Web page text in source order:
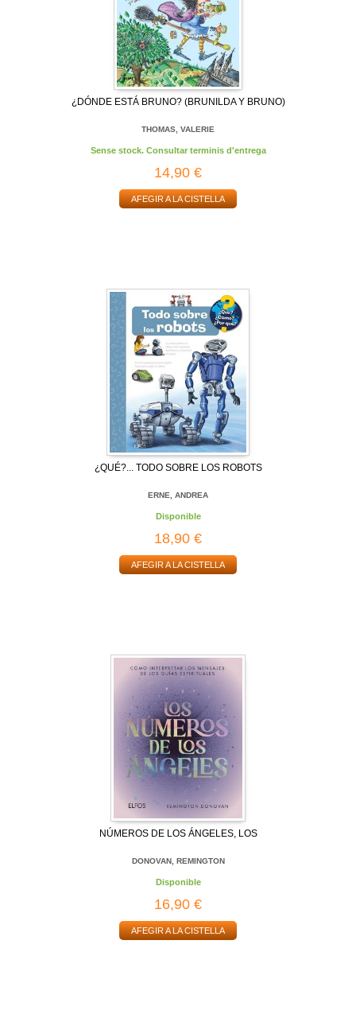
¿DÓNDE ESTÁ BRUNO? (BRUNILDA Y BRUNO)
THOMAS, VALERIE
Sense stock. Consultar terminis d'entrega
14,90 €
AFEGIR A LA CISTELLA
¿QUÉ?... TODO SOBRE LOS ROBOTS
ERNE, ANDREA
Disponible
18,90 €
AFEGIR A LA CISTELLA
NÚMEROS DE LOS ÁNGELES, LOS
DONOVAN, REMINGTON
Disponible
16,90 €
AFEGIR A LA CISTELLA